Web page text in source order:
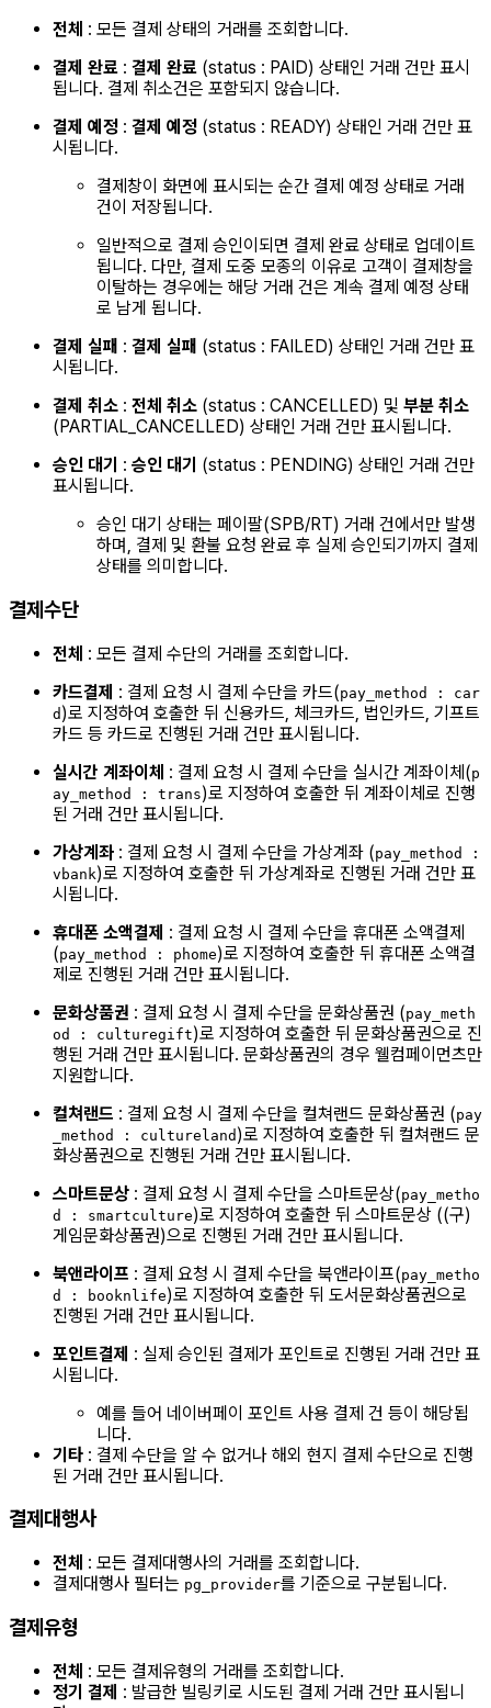
전체 : 모든 결제 상태의 거래를 조회합니다.
결제 완료 : 결제 완료 (status : PAID) 상태인 거래 건만 표시
됩니다. 결제 취소건은 포함되지 않습니다.
결제 예정 : 결제 예정 (status : READY) 상태인 거래 건만 표
시됩니다.
결제창이 화면에 표시되는 순간 결제 예정 상태로 거래
건이 저장됩니다.
일반적으로 결제 승인이되면 결제 완료 상태로 업데이트
됩니다. 다만, 결제 도중 모종의 이유로 고객이 결제창을
이탈하는 경우에는 해당 거래 건은 계속 결제 예정 상태
로 남게 됩니다.
결제 실패 : 결제 실패 (status : FAILED) 상태인 거래 건만 표
시됩니다.
결제 취소 : 전체 취소 (status : CANCELLED) 및 부분 취소
(PARTIAL_CANCELLED) 상태인 거래 건만 표시됩니다.
승인 대기 : 승인 대기 (status : PENDING) 상태인 거래 건만
표시됩니다.
승인 대기 상태는 페이팔(SPB/RT) 거래 건에서만 발생
하며, 결제 및 환불 요청 완료 후 실제 승인되기까지 결제
상태를 의미합니다.
결제수단
전체 : 모든 결제 수단의 거래를 조회합니다.
카드결제 : 결제 요청 시 결제 수단을 카드(pay_method : car
d )로 지정하여 호출한 뒤 신용카드, 체크카드, 법인카드, 기프트
카드 등 카드로 진행된 거래 건만 표시됩니다.
실시간 계좌이체 : 결제 요청 시 결제 수단을 실시간 계좌이체(p
ay_method : trans)로 지정하여 호출한 뒤 계좌이체로 진행
된 거래 건만 표시됩니다.
가상계좌 : 결제 요청 시 결제 수단을 가상계좌 (pay_method :
vbank)로 지정하여 호출한 뒤 가상계좌로 진행된 거래 건만 표
시됩니다.
휴대폰 소액결제 : 결제 요청 시 결제 수단을 휴대폰 소액결제
(pay_method : phome)로 지정하여 호출한 뒤 휴대폰 소액결
제로 진행된 거래 건만 표시됩니다.
문화상품권 : 결제 요청 시 결제 수단을 문화상품권 (pay_meth
od : culturegift)로 지정하여 호출한 뒤 문화상품권으로 진
행된 거래 건만 표시됩니다. 문화상품권의 경우 웰컴페이먼츠만
지원합니다.
컬쳐랜드 : 결제 요청 시 결제 수단을 컬쳐랜드 문화상품권 (pay
_method : cultureland )로 지정하여 호출한 뒤 컬쳐랜드 문
화상품권으로 진행된 거래 건만 표시됩니다.
스마트문상 : 결제 요청 시 결제 수단을 스마트문상(pay_metho
d : smartculture)로 지정하여 호출한 뒤 스마트문상 ((구)
게임문화상품권)으로 진행된 거래 건만 표시됩니다.
북앤라이프 : 결제 요청 시 결제 수단을 북앤라이프(pay_metho
d : booknlife)로 지정하여 호출한 뒤 도서문화상품권으로
진행된 거래 건만 표시됩니다.
포인트결제 : 실제 승인된 결제가 포인트로 진행된 거래 건만 표
시됩니다.
예를 들어 네이버페이 포인트 사용 결제 건 등이 해당됩
니다.
기타 : 결제 수단을 알 수 없거나 해외 현지 결제 수단으로 진행
된 거래 건만 표시됩니다.
결제대행사
전체 : 모든 결제대행사의 거래를 조회합니다.
결제대행사 필터는 pg_provider를 기준으로 구분됩니다.
결제유형
전체 : 모든 결제유형의 거래를 조회합니다.
정기 결제 : 발급한 빌링키로 시도된 결제 거래 건만 표시됩니